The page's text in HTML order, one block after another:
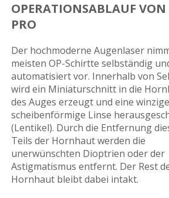
OPERATIONSABLAUF VON
PRO
Der hochmoderne Augenlaser
meisten OP-Schirtte selbständig
automatisiert vor. Innerhalb von
wird ein Miniaturschnitt in die
des Auges erzeugt und eine
scheibenförmige Linse
(Lentikel). Durch die Entfernung
Teils der Hornhaut werden die
unerwünschten Dioptrien oder der
Astigmatismus entfernt. Der Rest
Hornhaut bleibt dabei intakt.